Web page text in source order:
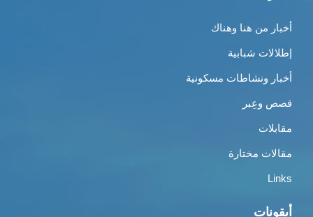
أخبار من هنا وهناك
إطلالات شبابية
أخبار ونشاطات مسكونية
قصص وعِبر
مقابلات
مقالات مختارة
Links
أيقونات